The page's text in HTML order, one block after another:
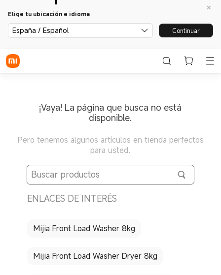
Elige tu ubicación e idioma
España / Español Continuar
¡Vaya! La página que busca no está
disponible.
Pero tenemos algunos artículos en tienda perfectos
para usted.
ENLACES DE INTERÉS
Mijia Front Load Washer 8kg
Mijia Front Load Washer Dryer 8kg